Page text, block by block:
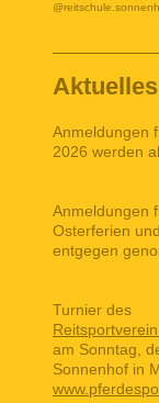
Aktuelles
Anmeldungen
2026 werden
Anmeldungen
Osterferien
entgegen
Turnier des
am Sonntag,
Sonnenhof in